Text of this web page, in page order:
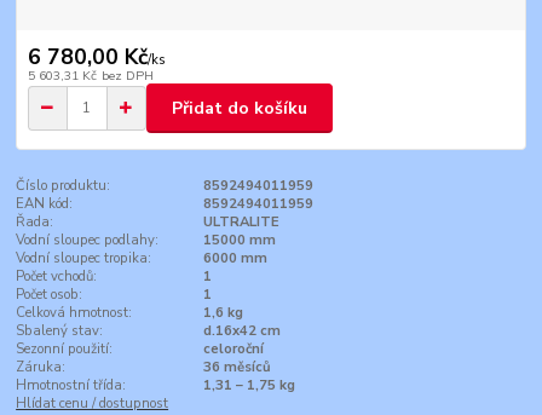
6 780,00 Kč/ks
5 603,31 Kč bez DPH
Přidat do košíku
Číslo produktu:
8592494011959
EAN kód:
8592494011959
Řada:
ULTRALITE
Vodní sloupec podlahy:
15000 mm
Vodní sloupec tropika:
6000 mm
Počet vchodů:
1
Počet osob:
1
Celková hmotnost:
1,6 kg
Sbalený stav:
d.16x42 cm
Sezonní použití:
celoroční
Záruka:
36 měsíců
Hmotnostní třída:
1,31 – 1,75 kg
Hlídat cenu / dostupnost